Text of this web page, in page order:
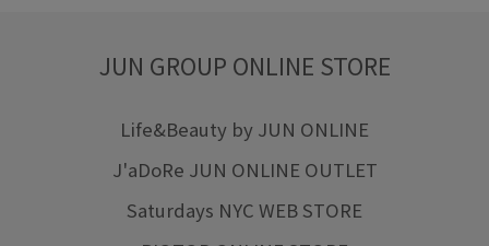
JUN GROUP ONLINE STORE
Life&Beauty by JUN ONLINE
J'aDoRe JUN ONLINE OUTLET
Saturdays NYC WEB STORE